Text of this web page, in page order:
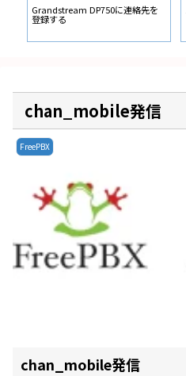
Grandstream DP750に連絡先を
登録する
chan_mobile発信
FreePBX
chan_mobile発信